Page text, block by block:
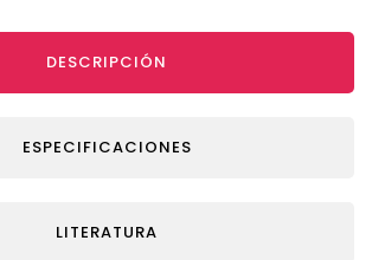
DESCRIPCIÓN
ESPECIFICACIONES
LITERATURA